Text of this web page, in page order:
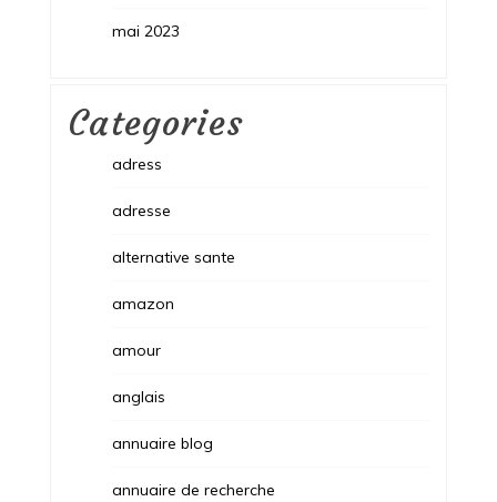
mai 2023
Categories
adress
adresse
alternative sante
amazon
amour
anglais
annuaire blog
annuaire de recherche